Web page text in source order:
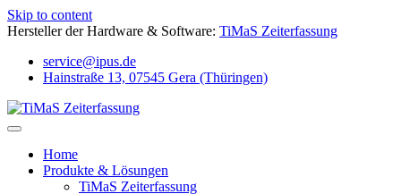
Skip to content
Hersteller der Hardware & Software: TiMaS Zeiterfassung
service@ipus.de
Hainstraße 13, 07545 Gera (Thüringen)
Home
Produkte & Lösungen
TiMaS Zeiterfassung